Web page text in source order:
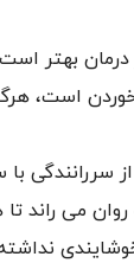
بهتر
است،
از
روان می راند